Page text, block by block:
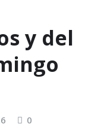
y del
0